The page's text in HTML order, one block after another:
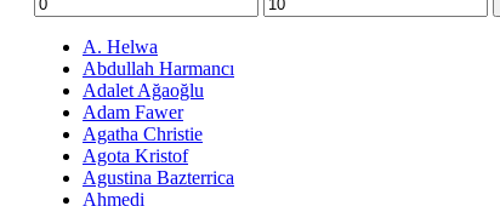
düşük
fiyat
yüksek
A. Helwa
Abdullah Harmancı
Adalet Ağaoğlu
Adam Fawer
Agatha Christie
Agota Kristof
Agustina Bazterrica
Ahmedi